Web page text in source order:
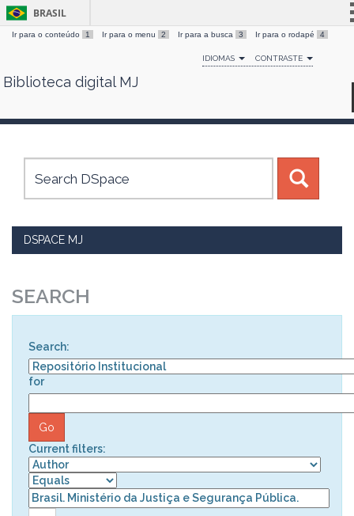
Skip
BRASIL
Simplifique!
Comunica BR
Canais
Ir para o conteúdo 1 Ir para o menu 2 Ir para a busca 3 Ir para o rodapé 4
IDIOMAS CONTRASTE
Biblioteca digital MJ
DSPACE MJ
SEARCH
Search:
for
Current filters: